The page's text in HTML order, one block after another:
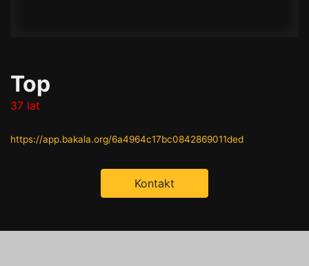
Top
37 lat
https://app.bakala.org/6a4964c17bc0842869011ded
Kontakt